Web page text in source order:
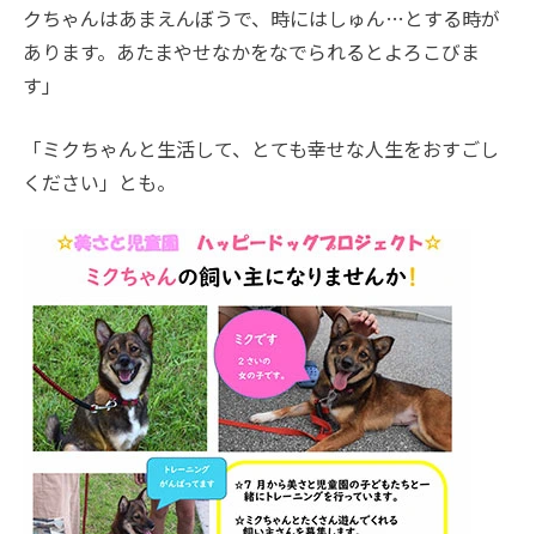
クちゃんはあまえんぼうで、時にはしゅん…とする時が
あります。あたまやせなかをなでられるとよろこびま
す」
「ミクちゃんと生活して、とても幸せな人生をおすごし
ください」とも。